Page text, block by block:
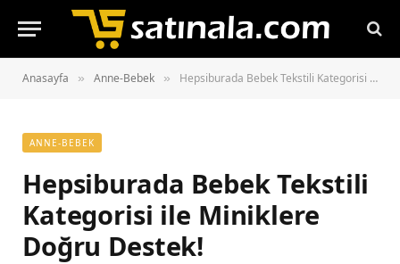
Anasayfa » Anne-Bebek » Hepsiburada Bebek Tekstili Kategorisi ile Miniklere Doğru Destek!
ANNE-BEBEK
Hepsiburada Bebek Tekstili
Kategorisi ile Miniklere
Doğru Destek!